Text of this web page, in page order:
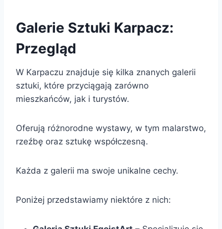
Galerie Sztuki Karpacz:
Przegląd
W Karpaczu znajduje się kilka znanych galerii
sztuki, które przyciągają zarówno
mieszkańców, jak i turystów.
Oferują różnorodne wystawy, w tym malarstwo,
rzeźbę oraz sztukę współczesną.
Każda z galerii ma swoje unikalne cechy.
Poniżej przedstawiamy niektóre z nich: